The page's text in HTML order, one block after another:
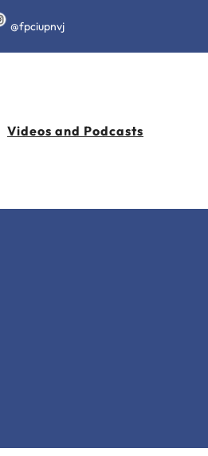
@fpciupnvj
Videos and Podcasts